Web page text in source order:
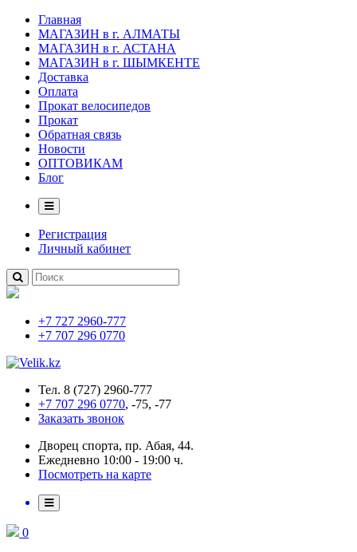
Главная
МАГАЗИН в г. АЛМАТЫ
МАГАЗИН в г. АСТАНА
МАГАЗИН в г. ШЫМКЕНТЕ
Доставка
Оплата
Прокат велосипедов
Прокат
Обратная связь
Новости
ОПТОВИКАМ
Блог
Регистрация
Личный кабинет
+7 727 2960-777
+7 707 296 0770
Тел. 8 (727) 2960-777
+7 707 296 0770, -75, -77
Заказать звонок
Дворец спорта, пр. Абая, 44.
Ежедневно 10:00 - 19:00 ч.
Посмотреть на карте
0